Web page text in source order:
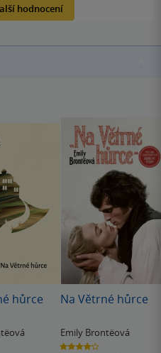
hodnocení
hůrce Na Větrné hůrce
Emily Brontëová
4.2